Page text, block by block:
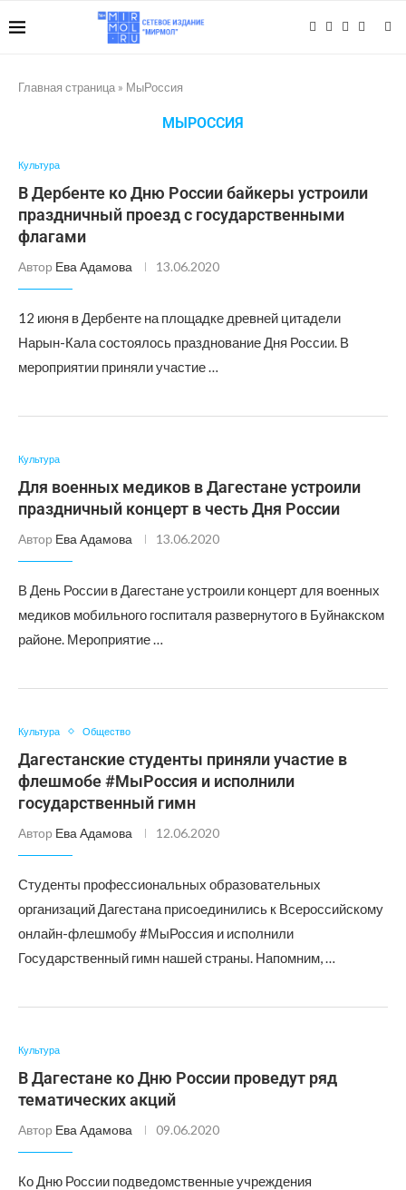
Главная страница » МыРоссия
МЫРОССИЯ
Культура
В Дербенте ко Дню России байкеры устроили
праздничный проезд с государственными
флагами
Автор Ева Адамова 13.06.2020
12 июня в Дербенте на площадке древней цитадели
Нарын-Кала состоялось празднование Дня России. В
мероприятии приняли участие …
Культура
Для военных медиков в Дагестане устроили
праздничный концерт в честь Дня России
Автор Ева Адамова 13.06.2020
В День России в Дагестане устроили концерт для военных
медиков мобильного госпиталя развернутого в Буйнакском
районе. Мероприятие …
Культура Общество
Дагестанские студенты приняли участие в
флешмобе #МыРоссия и исполнили
государственный гимн
Автор Ева Адамова 12.06.2020
Студенты профессиональных образовательных
организаций Дагестана присоединились к Всероссийскому
онлайн-флешмобу #МыРоссия и исполнили
Государственный гимн нашей страны. Напомним, …
Культура
В Дагестане ко Дню России проведут ряд
тематических акций
Автор Ева Адамова 09.06.2020
Ко Дню России подведомственные учреждения